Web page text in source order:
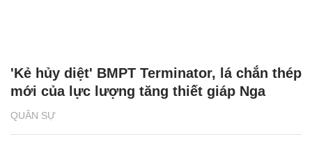
QUÂN SỰ
'Kẻ hủy diệt' BMPT Terminator, lá chắn thép
mới của lực lượng tăng thiết giáp Nga